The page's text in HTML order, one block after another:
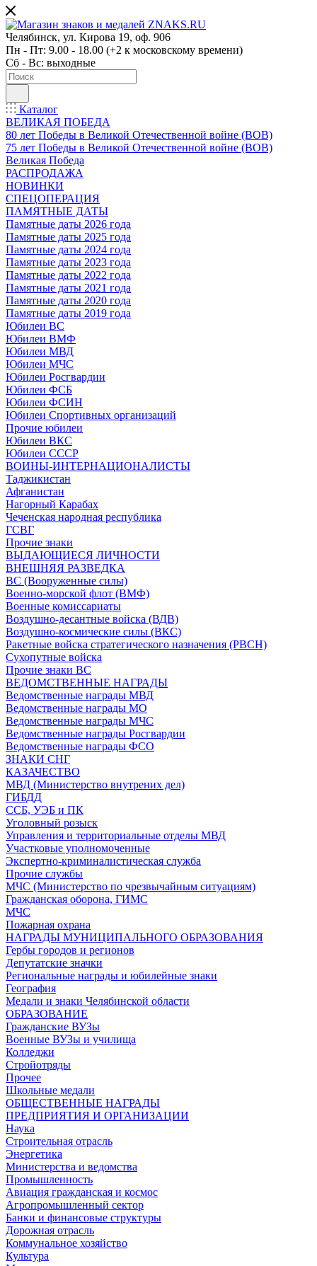
Челябинск, ул. Кирова 19, оф. 906
Пн - Пт: 9.00 - 18.00 (+2 к московскому времени)
Сб - Вс: выходные
Каталог
ВЕЛИКАЯ ПОБЕДА
80 лет Победы в Великой Отечественной войне (ВОВ)
75 лет Победы в Великой Отечественной войне (ВОВ)
Великая Победа
РАСПРОДАЖА
НОВИНКИ
СПЕЦОПЕРАЦИЯ
ПАМЯТНЫЕ ДАТЫ
Памятные даты 2026 года
Памятные даты 2025 года
Памятные даты 2024 года
Памятные даты 2023 года
Памятные даты 2022 года
Памятные даты 2021 года
Памятные даты 2020 года
Памятные даты 2019 года
Юбилеи ВС
Юбилеи ВМФ
Юбилеи МВД
Юбилеи МЧС
Юбилеи Росгвардии
Юбилеи ФСБ
Юбилеи ФСИН
Юбилеи Спортивных организаций
Прочие юбилеи
Юбилеи ВКС
Юбилеи СССР
ВОИНЫ-ИНТЕРНАЦИОНАЛИСТЫ
Таджикистан
Афганистан
Нагорный Карабах
Чеченская народная республика
ГСВГ
Прочие знаки
ВЫДАЮЩИЕСЯ ЛИЧНОСТИ
ВНЕШНЯЯ РАЗВЕДКА
ВС (Вооруженные силы)
Военно-морской флот (ВМФ)
Военные комиссариаты
Воздушно-десантные войска (ВДВ)
Воздушно-космические силы (ВКС)
Ракетные войска стратегического назначения (РВСН)
Сухопутные войска
Прочие знаки ВС
ВЕДОМСТВЕННЫЕ НАГРАДЫ
Ведомственные награды МВД
Ведомственные награды МО
Ведомственные награды МЧС
Ведомственные награды Росгвардии
Ведомственные награды ФСО
ЗНАКИ СНГ
КАЗАЧЕСТВО
МВД (Министерство внутрених дел)
ГИБДД
ССБ, УЭБ и ПК
Уголовный розыск
Управления и территориальные отделы МВД
Участковые уполномоченные
Экспертно-криминалистическая служба
Прочие службы
МЧС (Министерство по чрезвычайным ситуациям)
Гражданская оборона, ГИМС
МЧС
Пожарная охрана
НАГРАДЫ МУНИЦИПАЛЬНОГО ОБРАЗОВАНИЯ
Гербы городов и регионов
Депутатские значки
Региональные награды и юбилейные знаки
География
Медали и знаки Челябинской области
ОБРАЗОВАНИЕ
Гражданские ВУЗы
Военные ВУЗы и училища
Колледжи
Стройотряды
Прочее
Школьные медали
ОБЩЕСТВЕННЫЕ НАГРАДЫ
ПРЕДПРИЯТИЯ И ОРГАНИЗАЦИИ
Наука
Строительная отрасль
Энергетика
Министерства и ведомства
Промышленность
Авиация гражданская и космос
Агропромышленный сектор
Банки и финансовые структуры
Дорожная отрасль
Коммунальное хозяйство
Культура